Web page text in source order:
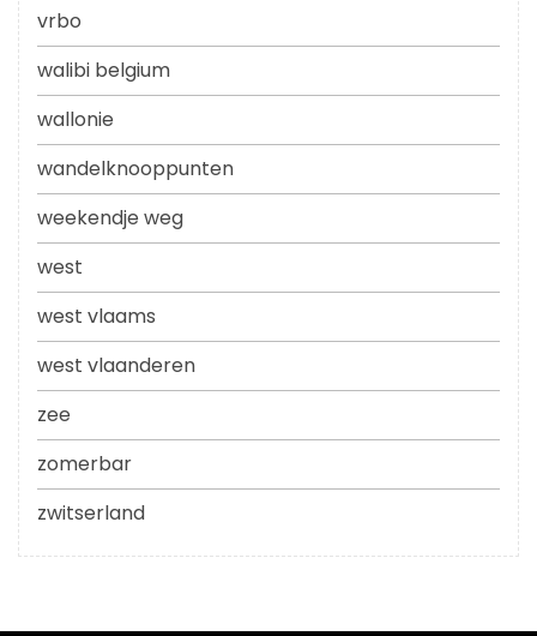
vrbo
walibi belgium
wallonie
wandelknooppunten
weekendje weg
west
west vlaams
west vlaanderen
zee
zomerbar
zwitserland